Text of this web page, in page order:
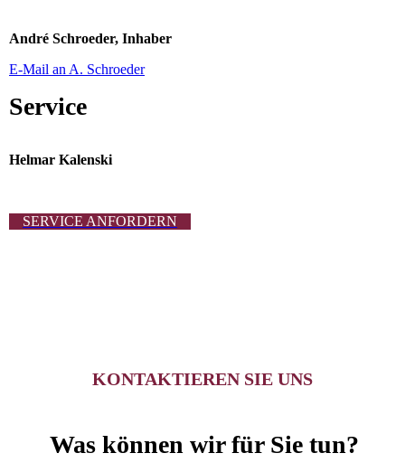
André Schroeder, Inhaber
E-Mail an A. Schroeder
Service
Helmar Kalenski
SERVICE ANFORDERN
KONTAKTIEREN SIE UNS
Was können wir für Sie tun?